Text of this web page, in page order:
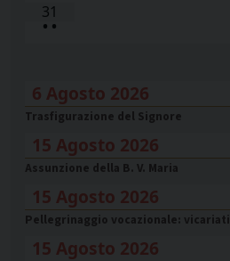
31
• •
6 Agosto 2026
Trasfigurazione del Signore
15 Agosto 2026
Assunzione della B. V. Maria
15 Agosto 2026
Pellegrinaggio vocazionale: vicariati
15 Agosto 2026